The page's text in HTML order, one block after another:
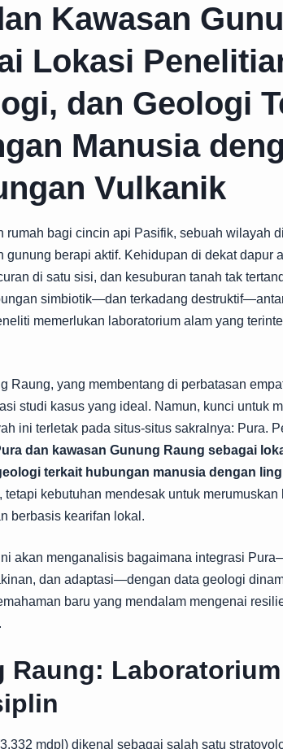
Kawasan
Lokasi
dan Geologi
Manusia
Vulkanik
rumah bagi cincin api Pasifik, sebuah wilayah
gunung berapi aktif. Kehidupan di dekat dapur
di satu sisi, dan kesuburan tanah tak
simbiotik—dan terkadang
memerlukan laboratorium alam yang
Raung, yang membentang di perbatasan
studi kasus yang ideal. Namun, kunci untuk
ini terletak pada situs-situs sakralnya: Pura.
dan kawasan Gunung Raung sebagai
terkait hubungan manusia dengan
tetapi kebutuhan mendesak untuk
berbasis kearifan lokal.
akan menganalisis bagaimana integrasi
dan adaptasi—dengan data geologi
baru yang mendalam mengenai
Raung:
mdpl) dikenal sebagai salah satu